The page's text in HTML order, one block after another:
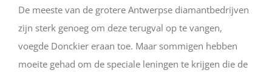
De meeste van de grotere Antwerpse diamantbedrijven
zijn sterk genoeg om deze terugval op te vangen,
voegde Donckier eraan toe. Maar sommigen hebben
moeite gehad om de speciale leningen te krijgen die de